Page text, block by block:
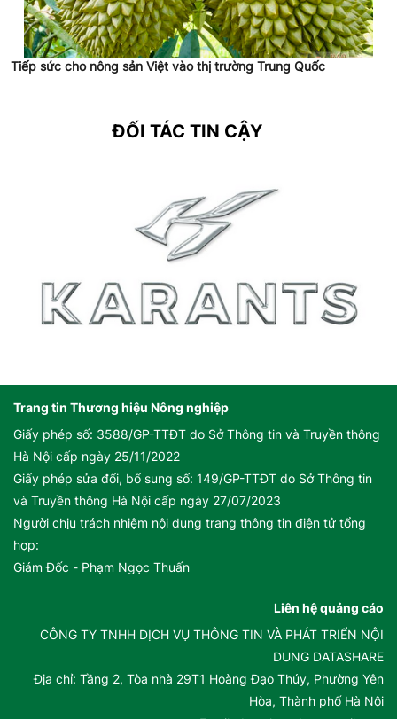
Tiếp sức cho nông sản Việt vào thị trường Trung Quốc
ĐỐI TÁC TIN CẬY
Trang tin Thương hiệu Nông nghiệp
Giấy phép số: 3588/GP-TTĐT do Sở Thông tin và Truyền thông
Hà Nội cấp ngày 25/11/2022
Giấy phép sửa đổi, bổ sung số: 149/GP-TTĐT do Sở Thông tin
và Truyền thông Hà Nội cấp ngày 27/07/2023
Người chịu trách nhiệm nội dung trang thông tin điện tử tổng
hợp:
Giám Đốc - Phạm Ngọc Thuấn
Liên hệ quảng cáo
CÔNG TY TNHH DỊCH VỤ THÔNG TIN VÀ PHÁT TRIỂN NỘI
DUNG DATASHARE
Địa chỉ: Tầng 2, Tòa nhà 29T1 Hoàng Đạo Thúy, Phường Yên
Hòa, Thành phố Hà Nội